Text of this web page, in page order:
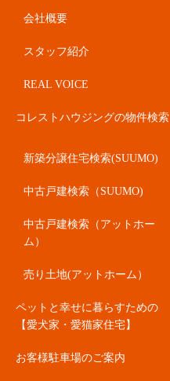
会社概要
スタッフ紹介
REAL VOICE
コレストハウジングの物件検索
新築分譲住宅検索(SUUMO)
中古戸建検索（SUUMO)
中古戸建検索（アットホー
ム）
売り土地(アットホーム）
ペットと幸せに暮らすための
【愛犬家・愛猫家住宅】
お客様駐車場のご案内